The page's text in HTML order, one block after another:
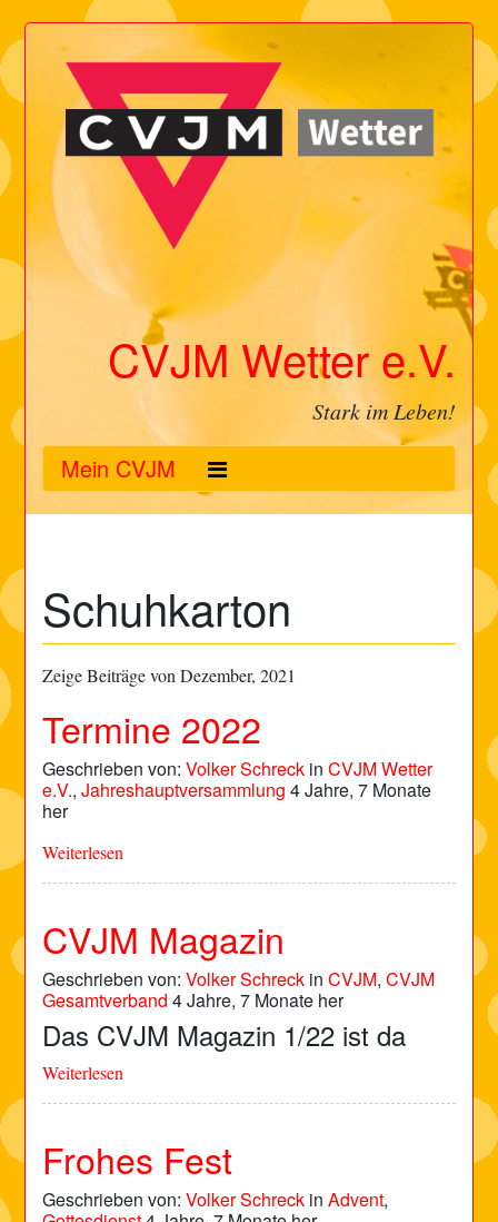
CVJM Wetter e.V.
Stark im Leben!
Mein CVJM
Schuhkarton
Zeige Beiträge von Dezember, 2021
Termine 2022
Geschrieben von:Volker Schreck inCVJM Wetter
e.V.,Jahreshauptversammlung 4 Jahre, 7 Monate
her
Weiterlesen
CVJM Magazin
Geschrieben von:Volker Schreck inCVJM,CVJM
Gesamtverband 4 Jahre, 7 Monate her
Das CVJM Magazin 1/22 ist da
Weiterlesen
Frohes Fest
Geschrieben von:Volker Schreck inAdvent,